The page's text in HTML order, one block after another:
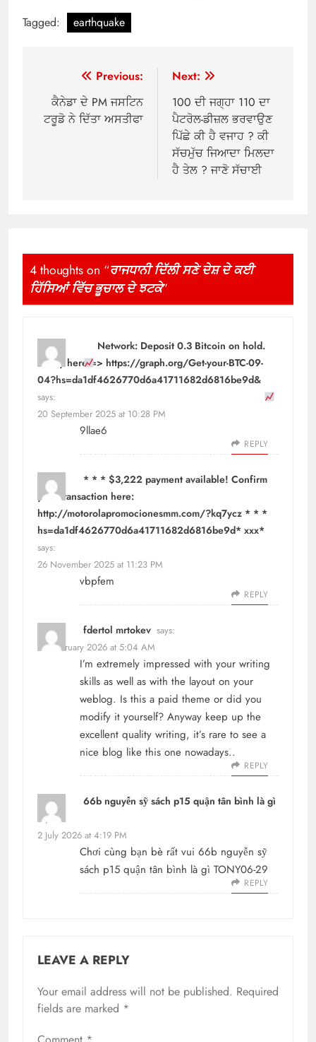
Tagged: earthquake
navigation
Previous:
ਕੈਨੇਡਾ ਦੇ PM ਜਸਟਿਨ
ਟਰੂਡੋ ਨੇ ਦਿੱਤਾ ਅਸਤੀਫਾ
Next:
100 ਦੀ ਜਗ੍ਹਾ 110 ਦਾ
ਪੈਟਰੋਲ-ਡੀਜ਼ਲ ਭਰਵਾਉਣ
ਪਿੱਛੇ ਕੀ ਹੈ ਵਜਾਹ ? ਕੀ
ਸੱਚਮੁੱਚ ਜਿਆਦਾ ਮਿਲਦਾ
ਹੈ ਤੇਲ ? ਜਾਣੋ ਸੱਚਾਈ
4 thoughts on “ਰਾਜਧਾਨੀ ਦਿੱਲੀ ਸਣੇ ਦੇਸ਼ ਦੇ ਕਈ
ਹਿੱਸਿਆਂ ਵਿੱਚ ਭੂਚਾਲ ਦੇ ਝਟਕੇ”
Network: Deposit 0.3 Bitcoin on hold.
Verify here => https://graph.org/Get-your-BTC-09-
04?hs=da1df4626770d6a41711682d6816be9d&
says:
20 September 2025 at 10:28 PM
9llae6
REPLY
* * * $3,222 payment available! Confirm
your transaction here:
http://motorolapromocionesmm.com/?kq7ycz * * *
hs=da1df4626770d6a41711682d6816be9d* ххх*
says:
26 November 2025 at 11:23 PM
vbpfem
REPLY
fdertol mrtokev says:
10 February 2026 at 5:04 AM
I’m extremely impressed with your writing
skills as well as with the layout on your
weblog. Is this a paid theme or did you
modify it yourself? Anyway keep up the
excellent quality writing, it’s rare to see a
nice blog like this one nowadays..
REPLY
66b nguyễn sỹ sách p15 quận tân bình là gì
says:
2 July 2026 at 4:19 PM
Chơi cùng bạn bè rất vui 66b nguyễn sỹ
sách p15 quận tân bình là gì TONY06-29
REPLY
LEAVE A REPLY
Your email address will not be published. Required
fields are marked *